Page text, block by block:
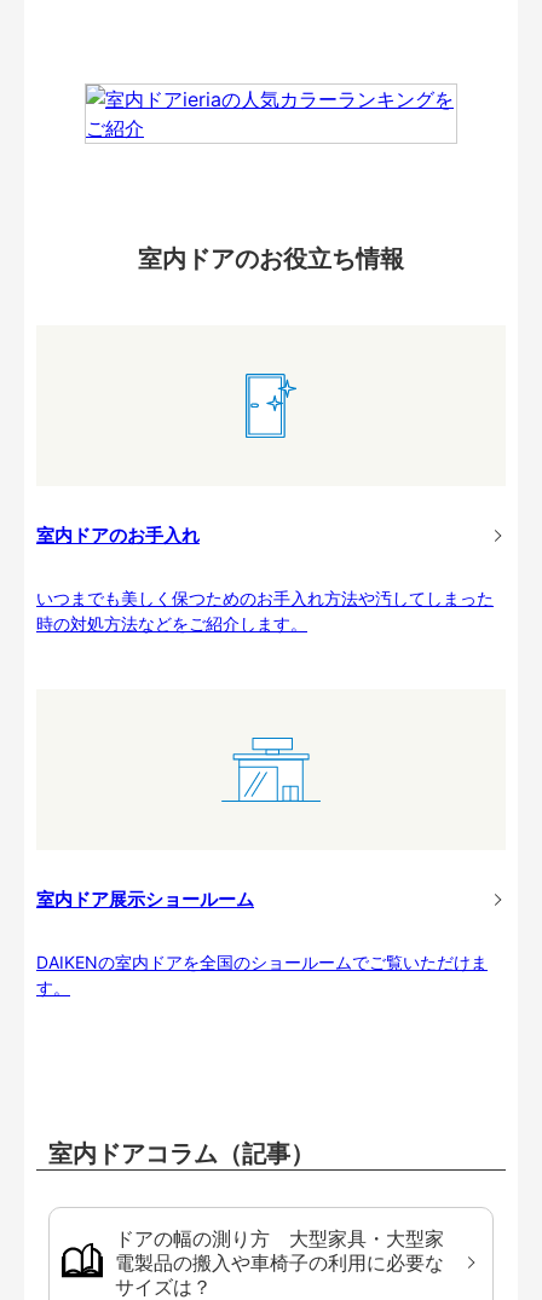
室内ドアのお役立ち情報
室内ドアのお手入れ
いつまでも美しく保つためのお手入れ方法や汚してしまった
時の対処方法などをご紹介します。
室内ドア展示ショールーム
DAIKENの室内ドアを全国のショールームでご覧いただけま
す。
室内ドアコラム（記事）
ドアの幅の測り方 大型家具・大型家
電製品の搬入や車椅子の利用に必要な
サイズは？